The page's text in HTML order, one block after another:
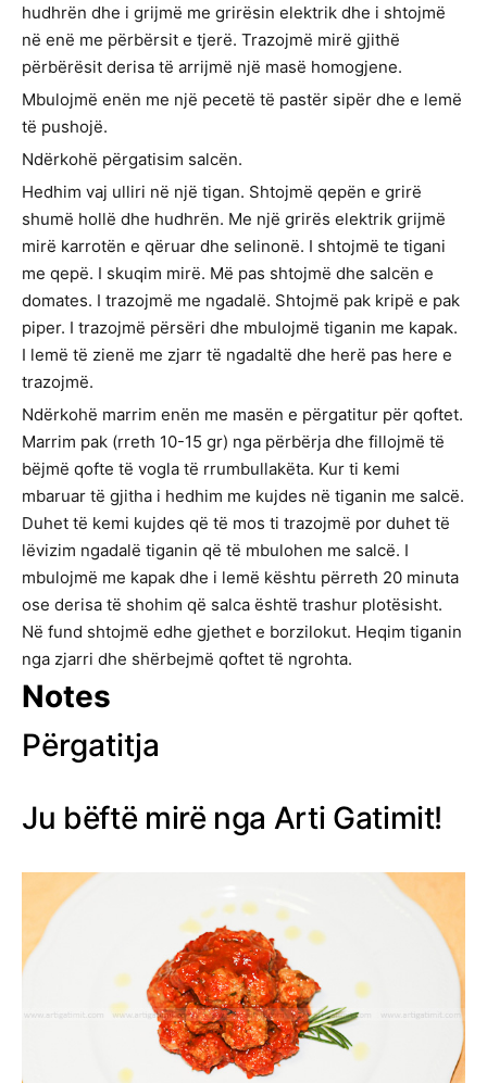
hudhrën dhe i grijmë me grirësin elektrik dhe i shtojmë
në enë me përbërsit e tjerë. Trazojmë mirë gjithë
përbërësit derisa të arrijmë një masë homogjene.
Mbulojmë enën me një pecetë të pastër sipër dhe e lemë
të pushojë.
Ndërkohë përgatisim salcën.
Hedhim vaj ulliri në një tigan. Shtojmë qepën e grirë
shumë hollë dhe hudhrën. Me një grirës elektrik grijmë
mirë karrotën e qëruar dhe selinonë. I shtojmë te tigani
me qepë. I skuqim mirë. Më pas shtojmë dhe salcën e
domates. I trazojmë me ngadalë. Shtojmë pak kripë e pak
piper. I trazojmë përsëri dhe mbulojmë tiganin me kapak.
I lemë të zienë me zjarr të ngadaltë dhe herë pas here e
trazojmë.
Ndërkohë marrim enën me masën e përgatitur për qoftet.
Marrim pak (rreth 10-15 gr) nga përbërja dhe fillojmë të
bëjmë qofte të vogla të rrumbullakëta. Kur ti kemi
mbaruar të gjitha i hedhim me kujdes në tiganin me salcë.
Duhet të kemi kujdes që të mos ti trazojmë por duhet të
lëvizim ngadalë tiganin që të mbulohen me salcë. I
mbulojmë me kapak dhe i lemë kështu përreth 20 minuta
ose derisa të shohim që salca është trashur plotësisht.
Në fund shtojmë edhe gjethet e borzilokut. Heqim tiganin
nga zjarri dhe shërbejmë qoftet të ngrohta.
Notes
Përgatitja
Ju bëftë mirë nga Arti Gatimit!